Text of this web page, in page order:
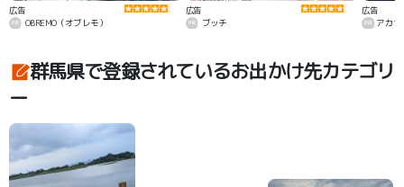
広告
OBREMO（オブレモ）
広告
ブッチ
広告
アカ
群馬県で登録されているお出かけ先カテゴリ
ー